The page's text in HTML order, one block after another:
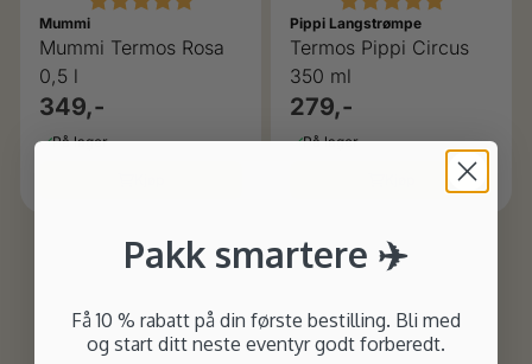
Mummi
Mummi Termos Rosa
0,5 l
349,-
På lager
Pippi Langstrømpe
Termos Pippi Circus
350 ml
279,-
På lager
Pakk smartere ✈️
Få 10 % rabatt på din første bestilling. Bli med
og start ditt neste eventyr godt forberedt.